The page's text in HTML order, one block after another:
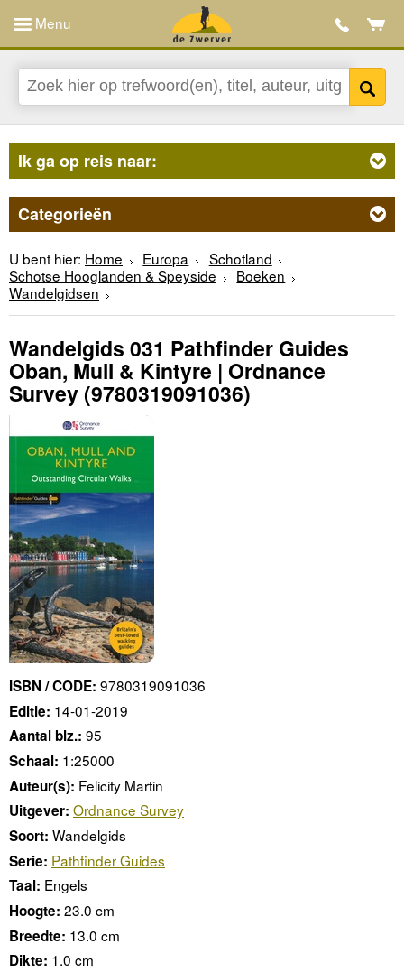
Menu
Ik ga op reis naar:
Categorieën
U bent hier: Home Europa
Schotland
Schotse Hooglanden & Speyside
Boeken
Wandelgidsen
Wandelgids 031 Pathfinder Guides
Oban, Mull & Kintyre | Ordnance
Survey (9780319091036)
ISBN / CODE: 9780319091036
Editie: 14-01-2019
Aantal blz.: 95
Schaal: 1:25000
Auteur(s): Felicity Martin
Uitgever: Ordnance Survey
Soort: Wandelgids
Serie: Pathfinder Guides
Taal: Engels
Hoogte: 23.0 cm
Breedte: 13.0 cm
Dikte: 1.0 cm